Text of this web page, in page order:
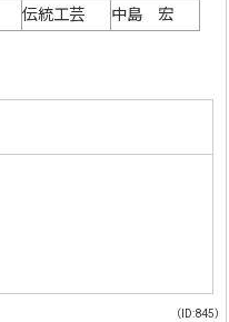
伝統工芸 中島 宏
（ID:845）